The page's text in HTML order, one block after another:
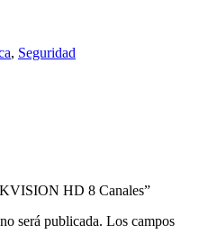
, Seguridad
HD 8 Canales”
será publicada. Los campos